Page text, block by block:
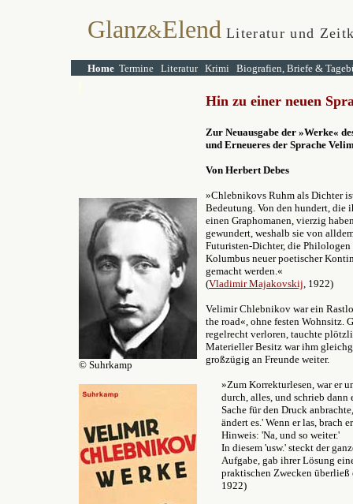
Glanz&Elend Literatur und
Home Termine Literatur Krimi Biografien, Briefe &
© Suhrkamp
Hin zu einer neuen
Zur Neuausgabe der »Werke«
und Erneueres der Sprache
Von Herbert Debes
»Chlebnikovs Ruhm als Dichter
Bedeutung. Von den hundert, die
einen Graphomanen, vierzig
gewundert, weshalb sie von
Futuristen-Dichter, die
Kolumbus neuer poetischer
gemacht werden.«
(Vladimir Majakovskij, 1922)
Velimir Chlebnikov war ein
the road«, ohne festen Wohnsitz.
regelrecht verloren, tauchte
Materieller Besitz war ihm
großzügig an Freunde weiter.
»Zum Korrekturlesen, war er
durch, alles, und schrieb
Sache für den Druck
ändert es.' Wenn er las, brach
Hinweis: 'Na, und so weiter.'
In diesem 'usw.' steckt der
Aufgabe, gab ihrer Lösung
praktischen Zwecken überließ
1922)